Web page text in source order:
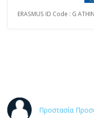
ERASMUS ID Code : G
Προστασία